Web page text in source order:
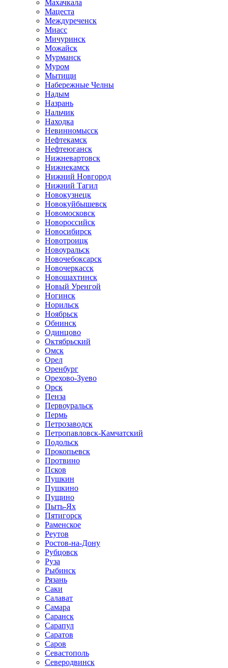
Махачкала
Мацеста
Междуреченск
Миасс
Мичуринск
Можайск
Мурманск
Муром
Мытищи
Набережные Челны
Надым
Назрань
Нальчик
Находка
Невинномысск
Нефтекамск
Нефтеюганск
Нижневартовск
Нижнекамск
Нижний Новгород
Нижний Тагил
Новокузнецк
Новокуйбышевск
Новомосковск
Новороссийск
Новосибирск
Новотроицк
Новоуральск
Новочебоксарск
Новочеркасск
Новошахтинск
Новый Уренгой
Ногинск
Норильск
Ноябрьск
Обнинск
Одинцово
Октябрьский
Омск
Орел
Оренбург
Орехово-Зуево
Орск
Пенза
Первоуральск
Пермь
Петрозаводск
Петропавловск-Камчатский
Подольск
Прокопьевск
Протвино
Псков
Пушкин
Пушкино
Пущино
Пыть-Ях
Пятигорск
Раменское
Реутов
Ростов-на-Дону
Рубцовск
Руза
Рыбинск
Рязань
Саки
Салават
Самара
Саранск
Сарапул
Саратов
Саров
Севастополь
Северодвинск